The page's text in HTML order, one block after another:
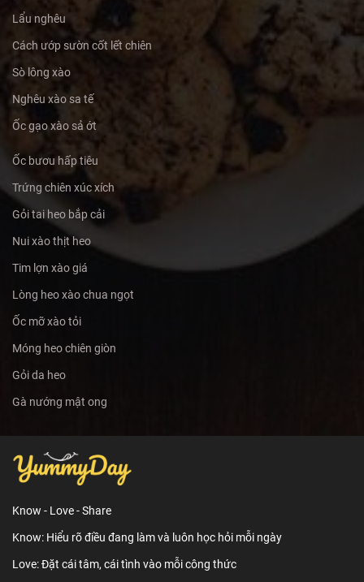
Lẩu nghêu
Cách ướp sườn cốt lết chiên
Sò lông xào
Nghêu xào sa tế
Ốc gạo xào sả ớt
Ốc bươu hấp tiêu
Trứng chiên xúc xích
Gỏi tai heo bắp cải
Nui xào thịt heo
Tim lợn xào giá
Lòng heo xào chua ngọt
Ốc mỡ xào tỏi
Móng heo chiên giòn
Gỏi da heo
Gà nướng mật ong
Know - Love - Share
Know: Hiểu rõ điều đang làm và luôn học hỏi mỗi ngày
Love: Đặt cái tâm, cái tình vào mỗi công thức